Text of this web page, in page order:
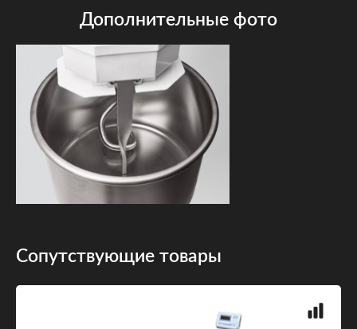
Дополнительные фото
Сопутствующие товары